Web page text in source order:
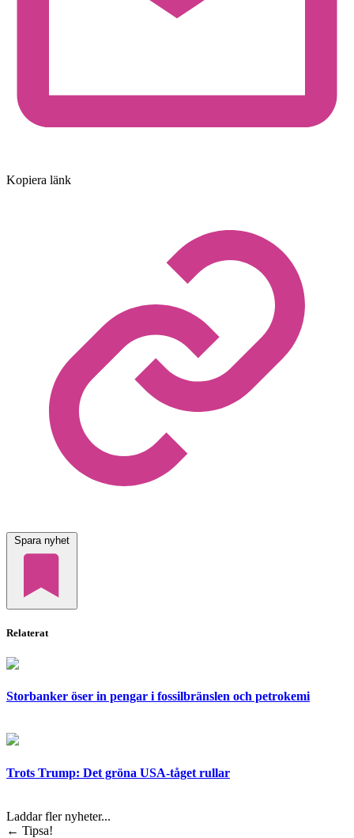
Kopiera länk
Spara nyhet
Relaterat
Storbanker öser in pengar i fossilbränslen och petrokemi
Trots Trump: Det gröna USA-tåget rullar
Laddar fler nyheter...
← Tipsa!